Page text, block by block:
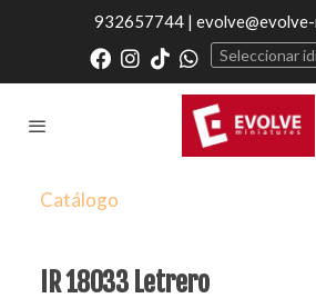
932657744 | evolve@evolve-
Seleccionar
Catálogo
IR 18033 Letrero